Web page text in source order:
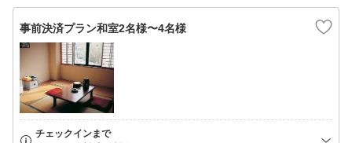
事前決済プラン和室2名様〜4名様